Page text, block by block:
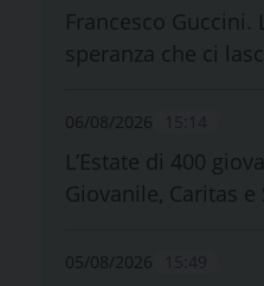
Francesco Guccini.
speranza che ci
06/08/2026
L’Estate di 400
Giovanile, Caritas
05/08/2026